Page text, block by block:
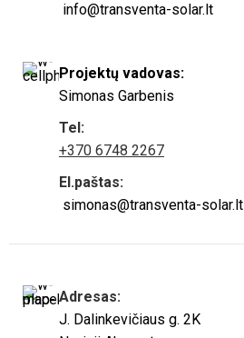
info@transventa-solar.lt
Projektų vadovas:
Simonas Garbenis
Tel:
+370 6748 2267
El.paštas:
simonas@transventa-solar.lt
Adresas:
J. Dalinkevičiaus g. 2K